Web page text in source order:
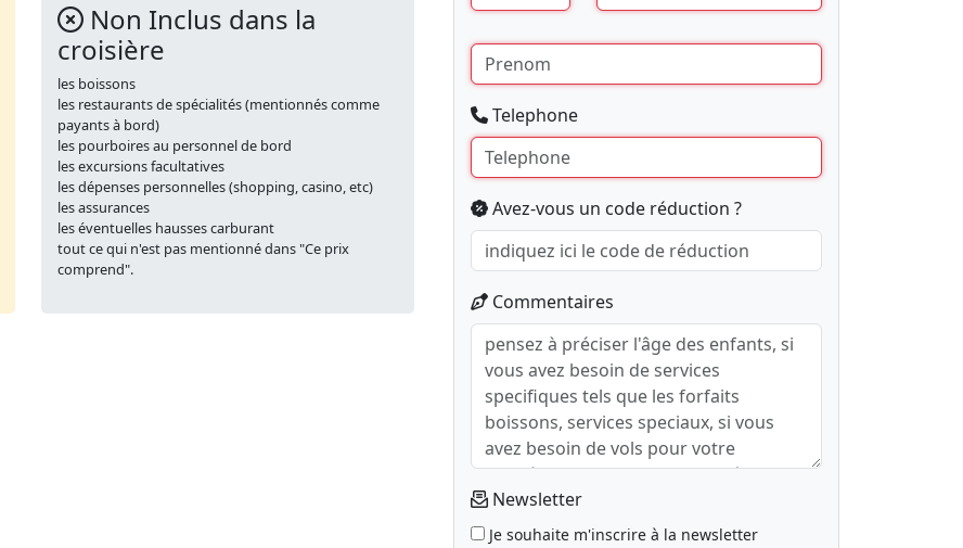
Non Inclus dans la
croisière
les boissons
les restaurants de spécialités (mentionnés comme
payants à bord)
les pourboires au personnel de bord
les excursions facultatives
les dépenses personnelles (shopping, casino, etc)
les assurances
les éventuelles hausses carburant
tout ce qui n'est pas mentionné dans "Ce prix
comprend".
Telephone
Avez-vous un code réduction ?
Commentaires
Newsletter
Je souhaite m'inscrire à la newsletter